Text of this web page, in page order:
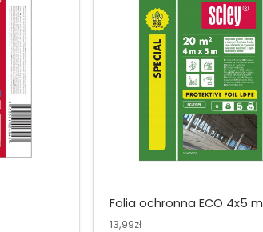
Folia ochronna ECO 4x5 m
13,99zł